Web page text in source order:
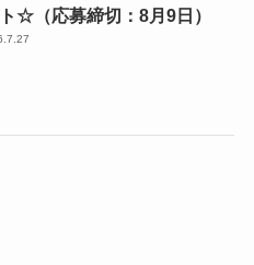
☆（応募締切：8月9日）